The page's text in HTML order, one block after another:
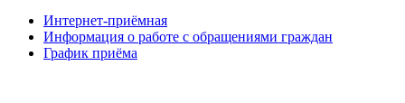
Интернет-приёмная
Информация о работе с обращениями граждан
График приёма